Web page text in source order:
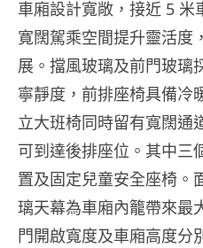
車廂設計寬敞，接近 5
寛闊駕乘空間提升靈活度
展。擋風玻璃及前門玻璃
寧靜度，前排座椅具備冷
立大班椅同時留有寬闊通
可到達後排座位。其中三
置及固定兒童安全座椅。
璃天幕為車廂內籠帶來最
門開啟寬度及車廂高度分